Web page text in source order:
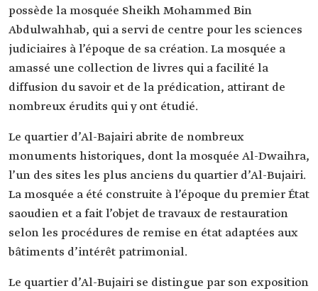
possède la mosquée Sheikh Mohammed Bin
Abdulwahhab, qui a servi de centre pour les sciences
judiciaires à l’époque de sa création. La mosquée a
amassé une collection de livres qui a facilité la
diffusion du savoir et de la prédication, attirant de
nombreux érudits qui y ont étudié.
Le quartier d’Al-Bajairi abrite de nombreux
monuments historiques, dont la mosquée Al-Dwaihra,
l’un des sites les plus anciens du quartier d’Al-Bujairi.
La mosquée a été construite à l’époque du premier État
saoudien et a fait l’objet de travaux de restauration
selon les procédures de remise en état adaptées aux
bâtiments d’intérêt patrimonial.
Le quartier d’Al-Bujairi se distingue par son exposition